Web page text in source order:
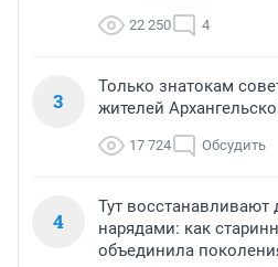
22 250 4
3
Только знатокам
жителей
17 724 Обсудить
4
Тут восстанавливают
нарядами: как
объединила